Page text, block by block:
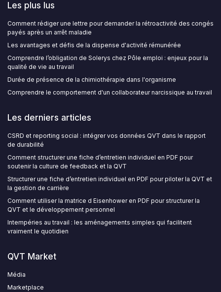
Les plus lus
Comment rédiger une lettre pour demander la rétroactivité des congés
payés après un arrêt maladie
Les avantages et défis de la dispense d'activité rémunérée
Comprendre l’obligation de Solerys chez Pôle emploi : enjeux pour la
qualité de vie au travail
Durée de présence de la chimiothérapie dans l'organisme
Comprendre le comportement d'un collaborateur narcissique au travail
Les derniers articles
CSRD et reporting social : intégrer vos données QVT dans le rapport
de durabilité
Comment structurer une fiche d’entretien individuel en PDF pour
soutenir la culture de feedback et la QVT
Structurer une fiche d’entretien individuel en PDF pour piloter la QVT et
la gestion de carrière
Comment utiliser la matrice d Eisenhower en PDF pour structurer la
QVT et le développement personnel
Intempéries au travail : les aménagements simples qui facilitent
vraiment le quotidien
QVT Market
Média
Marketplace